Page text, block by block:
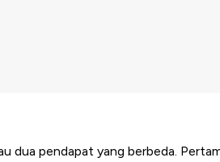
dua pendapat yang berbeda.